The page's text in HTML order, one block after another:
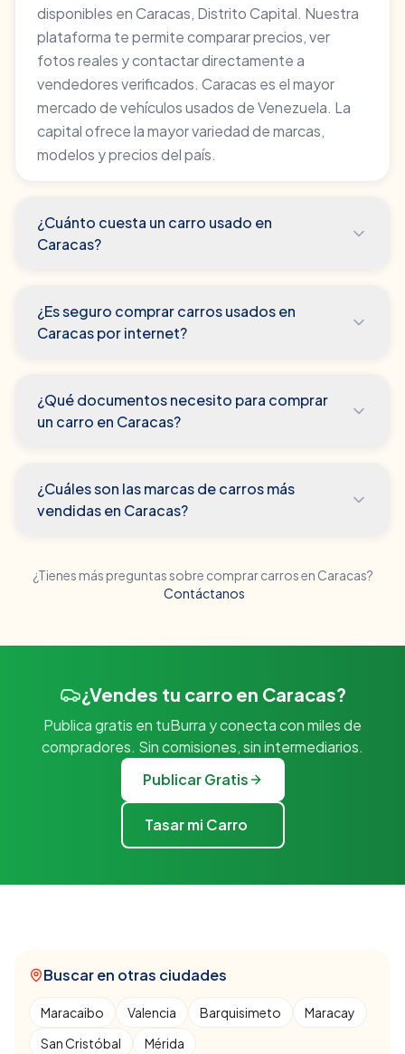
disponibles en Caracas, Distrito Capital. Nuestra
plataforma te permite comparar precios, ver
fotos reales y contactar directamente a
vendedores verificados. Caracas es el mayor
mercado de vehículos usados de Venezuela. La
capital ofrece la mayor variedad de marcas,
modelos y precios del país.
¿Cuánto cuesta un carro usado en
Caracas?
¿Es seguro comprar carros usados en
Caracas por internet?
¿Qué documentos necesito para comprar
un carro en Caracas?
¿Cuáles son las marcas de carros más
vendidas en Caracas?
¿Tienes más preguntas sobre comprar carros en Caracas?
Contáctanos
¿Vendes tu carro en Caracas?
Publica gratis en tuBurra y conecta con miles de
compradores. Sin comisiones, sin intermediarios.
Publicar Gratis
Tasar mi Carro
Buscar en otras ciudades
Maracaibo Valencia Barquisimeto
Maracay
San Cristóbal
Mérida